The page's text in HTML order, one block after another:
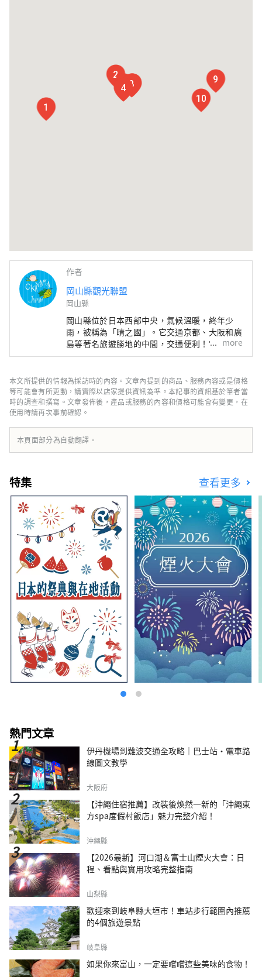
1
2
3
4
5 6
7
8
9
10
作者
岡山縣觀光聯盟
岡山縣
岡山縣位於日本西部中央，氣候溫暖​​，終年少
雨，被稱為「晴之國」。它交通京都、大阪和廣
島等著名旅遊勝地的中間，交通便利！它也是經
由瀨戶通往四國的門戶。 岡山縣也被稱為“水
水果，無論甜度、香氣還是風味，都是最高品質
的。 您可以品嚐白桃、麝香葡萄、先鋒葡萄等
當季水果！ 岡山還擁有世界級的旅遊景點，包
括岡山城、日本三大名園之一的岡山後樂園以及
擁有歷史、文化和藝術的倉敷美觀地區！
more
本文所提供的情報為採訪時的內容。文章內提到的商品、服務內容或是價格
等可能會有所更動，請實際以店家提供資訊為準。本記事的資訊基於筆者當
時的調查和撰寫。文章發佈後，產品或服務的內容和價格可能會有變更，在
使用時請再次事前確認。
本頁面部分為自動翻譯。
特集 查看更多
熱門文章
伊丹機場到難波交通全攻略｜巴士站・電車路
線圖文教學
大阪府
【沖繩住宿推薦】改裝後煥然一新的「沖繩東
方spa度假村飯店」魅力完整介紹！
沖繩縣
【2026最新】河口湖＆富士山煙火大會：日
程、看點與實用攻略完整指南
山梨縣
歡迎來到岐阜縣大垣市！車站步行範圍內推薦
的4個旅遊景點
岐阜縣
如果你來富山，一定要嚐嚐這些美味的食物！